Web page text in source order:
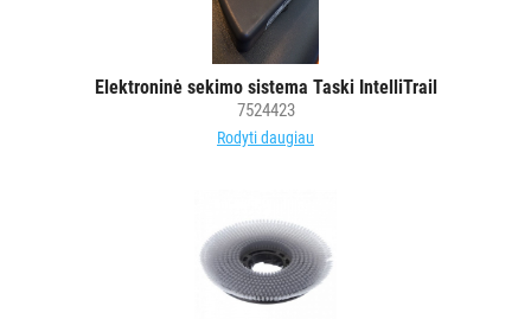
Elektroninė sekimo sistema Taski IntelliTrail
7524423
Rodyti daugiau